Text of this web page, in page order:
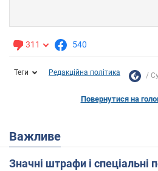
311 540
Теги Редакційна політика
Повернутися на
Важливе
Значні штрафи і спеціальні